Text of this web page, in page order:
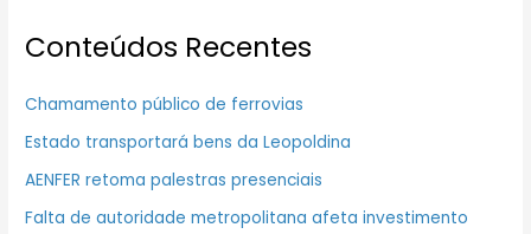
Conteúdos Recentes
Chamamento público de ferrovias
Estado transportará bens da Leopoldina
AENFER retoma palestras presenciais
Falta de autoridade metropolitana afeta investimento